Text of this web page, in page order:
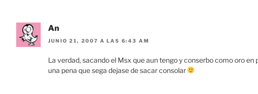
An
JUNIO 21, 2007 A LAS 6:43 AM
La verdad, sacando el Msx que aun tengo y conserbo como oro
una pena que sega dejase de sacar consolar